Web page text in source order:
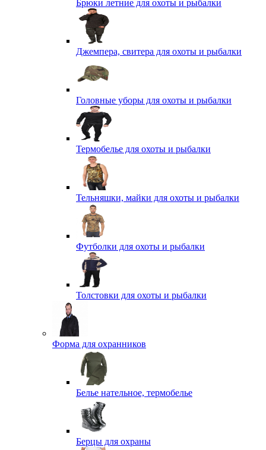
Брюки летние для охоты и рыбалки
Джемпера, свитера для охоты и рыбалки
Головные уборы для охоты и рыбалки
Термобелье для охоты и рыбалки
Тельняшки, майки для охоты и рыбалки
Футболки для охоты и рыбалки
Толстовки для охоты и рыбалки
Форма для охранников
Белье нательное, термобелье
Берцы для охраны